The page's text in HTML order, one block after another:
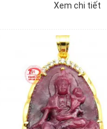
Xem chi tiết